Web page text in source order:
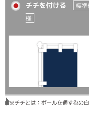
チチを付ける
標準
様
※チチとは：ポールを通す為の白